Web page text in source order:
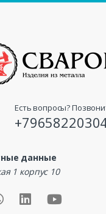
Есть вопросы?
данные
1 корпус 10